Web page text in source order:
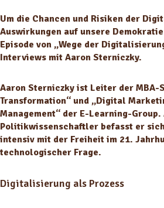
Um die Chancen und Risiken der
Auswirkungen auf unsere
Episode von „Wege der
Interviews mit Aaron Sterniczky.
Aaron Sterniczky ist Leiter der MBA-
Transformation“ und „Digital
Management“ der E-Learning-
Politikwissenschaftler befasst er
intensiv mit der Freiheit im 21.
technologischer Frage.
Digitalisierung als Prozess